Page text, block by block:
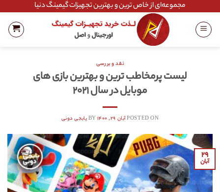
content
مجموعه‌ای از خاص ترین و بهترین تجهیزات گیمینگ دنیا
نقد و بررسی
لیست پرمخاطب ترین و بهترین بازی های
موبایل در سال ۲۰۲۱
POSTED ONآبان ۲۹, ۱۴۰۰ BY پابجی دونی
۲۹
آبان